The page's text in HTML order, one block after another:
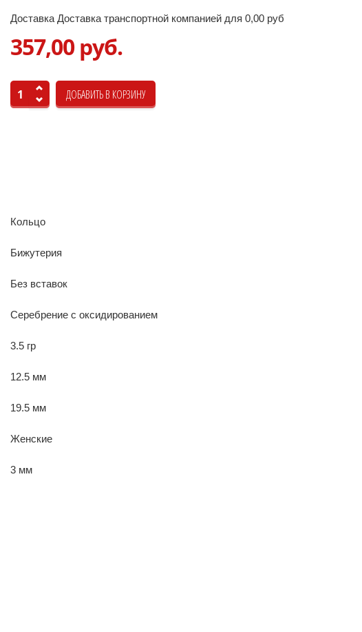
Доставка Доставка транспортной компанией для 0,00 руб
357,00 руб.
Кольцо
Бижутерия
Без вставок
Серебрение с оксидированием
3.5 гр
12.5 мм
19.5 мм
Женские
3 мм